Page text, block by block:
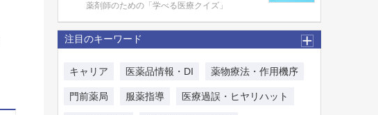
薬剤師のための「学べる医療クイズ」
注目のキーワード
キャリア 医薬品情報・DI 薬物療法・作用機序
門前薬局 服薬指導 医療過誤・ヒヤリハット